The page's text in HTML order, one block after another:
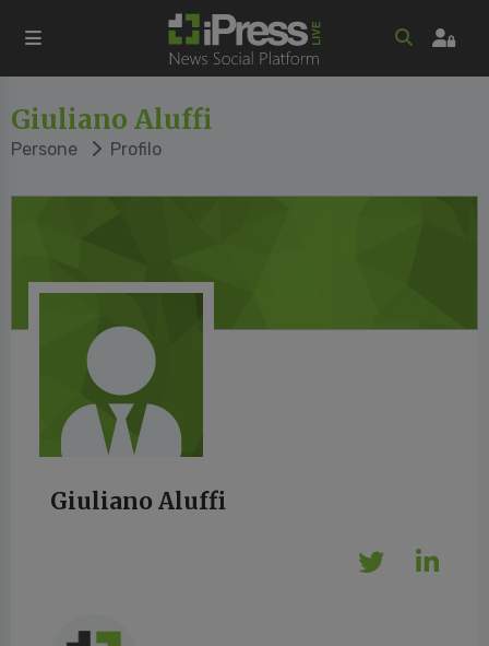
Giuliano Aluffi
Persone Profilo
Giuliano Aluffi